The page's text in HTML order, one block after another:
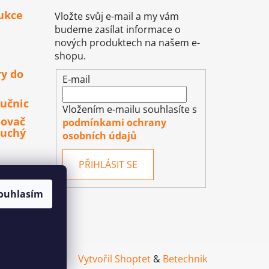
do
Vložte svůj e-mail a my vám
budeme zasílat informace o
nových produktech na našem e-
shopu.
E-mail
Vložením e-mailu souhlasíte s
podmínkami ochrany
osobních údajů
PŘIHLÁSIT SE
Vytvořil Shoptet & Betechnik